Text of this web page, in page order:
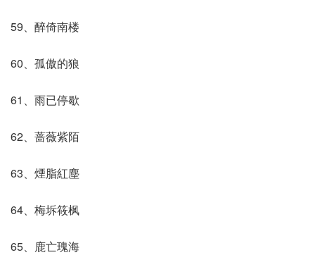
59、醉倚南楼
60、孤傲的狼
61、雨已停歇
62、蔷薇紫陌
63、煙脂紅塵
64、梅坼筱枫
65、鹿亡瑰海